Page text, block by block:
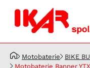
Prodej
servis
akumulátorů
Motobaterie
BIKE
Motobaterie Banner